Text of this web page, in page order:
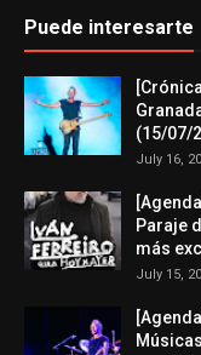
Puede interesarte
(15/07/
July 16,
Paraje
más
July 15,